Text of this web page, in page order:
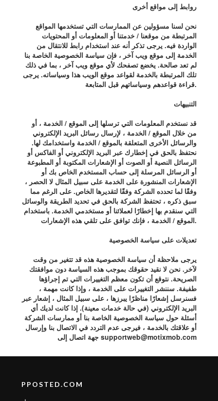
روابط إلى مواقع أخرى
نحن لسنا مسؤولين عن الممارسات التي تستخدمها المواقع
المرتبطة من موقعنا / خدمتنا أو المعلومات أو المحتويات
الواردة فيه. يرجى تذكر أنه عند استخدام رابط للانتقال من
الخدمة إلى موقع ويب آخر ، فإن سياسة الخصوصية الخاصة بنا
لم تعد صالحة. يخضع تصفحك لأي موقع ويب آخر ، بما في ذلك
تلك المرتبطة بالخدمة لقواعد موقع الويب هذا وسياساته. يرجى
قراءة قواعدهم وسياساتهم قبل المتابعة.
التنبيهات
قد نستخدم المعلومات التي ترسلها إلى الموقع / الخدمة ، أو
من خلال الموقع / الخدمة ، لإرسال رسائل البريد الإلكتروني
والرسائل الأخرى المتعلقة بالموقع / الخدمة واستخدامك لها.
نحتفظ بالحق في إخطارك عبر البريد الإلكتروني أو الفاكس أو
الرسائل النصية أو الصوت أو الإشعارات المكتوبة أو المطبوعة
أو الرسائل المرسلة إلى حساب المستخدم الخاص بك أو
الإشعارات المنشورة على الخدمة على سبيل المثال لا الحصر ،
وفقًا لما تحدده الشركة وفقًا لتقديرها الخاص. على الرغم مما
سبق ذكره ، تحتفظ الشركة بالحق في تحديد الطريقة والوسائل
التي سنقدم بها إخطارًا لعملائنا أو مستخدمي الخدمة. باستخدام
الموقع / الخدمة ، فإنك توافق على تلقي هذه الإشعارات.
تعديلات على سياسة الخصوصية
يرجى ملاحظة أن سياسة الخصوصية هذه قد تتغير من وقت
لآخر. نحن لا نقيد حقوقك بموجب هذه السياسة دون موافقتك
الصريحة. نتوقع أن تكون معظم التغييرات التي تم إجراؤها
طفيفة. سننشر التغييرات على الخدمة ، وإذا كانت مهمة ،
فسنرسل إشعارًا مناظرًا يبرزها ، على سبيل المثال ، إشعار عبر
البريد الإلكتروني (في حالة خدمات معينة). إذا كانت لديك أي
أسئلة حول سياسة الخصوصية الخاصة بنا أو ممارسات الشركة
أو علاقتك بالخدمة ، فيرجى عدم التردد في الاتصال بنا وإرسال
supportweb@motixmob.com
PPOSTED.COM